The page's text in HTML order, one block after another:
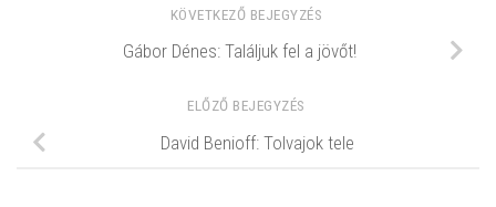
KÖVETKEZŐ BEJEGYZÉS
Gábor Dénes: Találjuk fel a jövőt!
ELŐZŐ BEJEGYZÉS
David Benioff: Tolvajok tele